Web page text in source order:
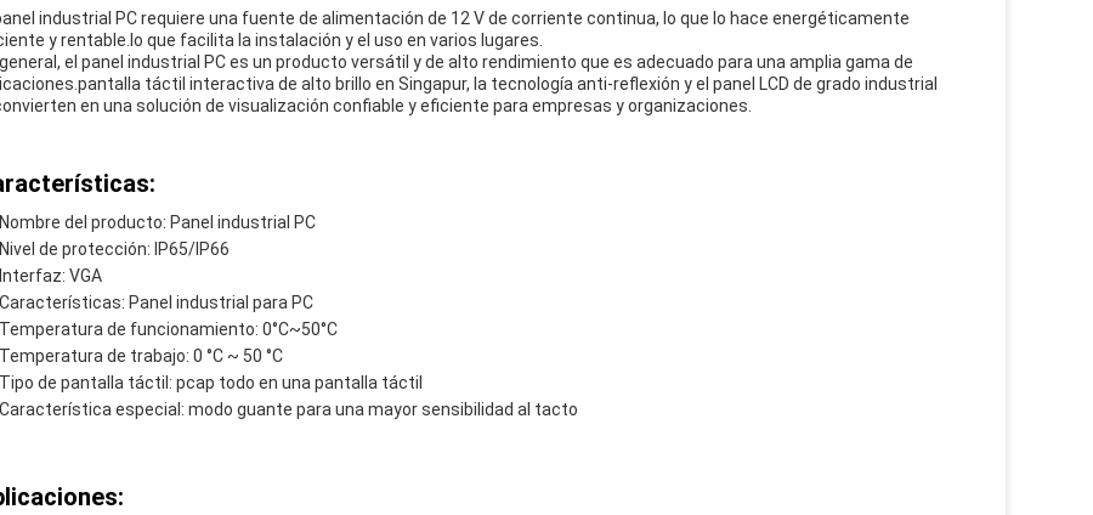
industrial PC requiere una fuente de alimentación de 12 V de corriente continua, lo que lo hace energéticamente
y rentable.lo que facilita la instalación y el uso en varios lugares.
general, el panel industrial PC es un producto versátil y de alto rendimiento que es adecuado para una amplia gama de
táctil interactiva de alto brillo en Singapur, la tecnología anti-reflexión y el panel LCD de grado industrial
en una solución de visualización confiable y eficiente para empresas y organizaciones.
Nombre del producto: Panel industrial PC
Nivel de protección: IP65/IP66
Interfaz: VGA
Características: Panel industrial para PC
Temperatura de funcionamiento: 0°C~50°C
Temperatura de trabajo: 0 °C ~ 50 °C
Tipo de pantalla táctil: pcap todo en una pantalla táctil
Característica especial: modo guante para una mayor sensibilidad al tacto